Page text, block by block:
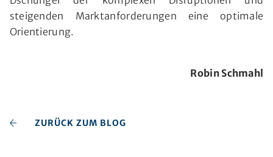
steigenden Marktanforderungen eine optimale
Orientierung.
Robin Schmahl
ZURÜCK ZUM BLOG